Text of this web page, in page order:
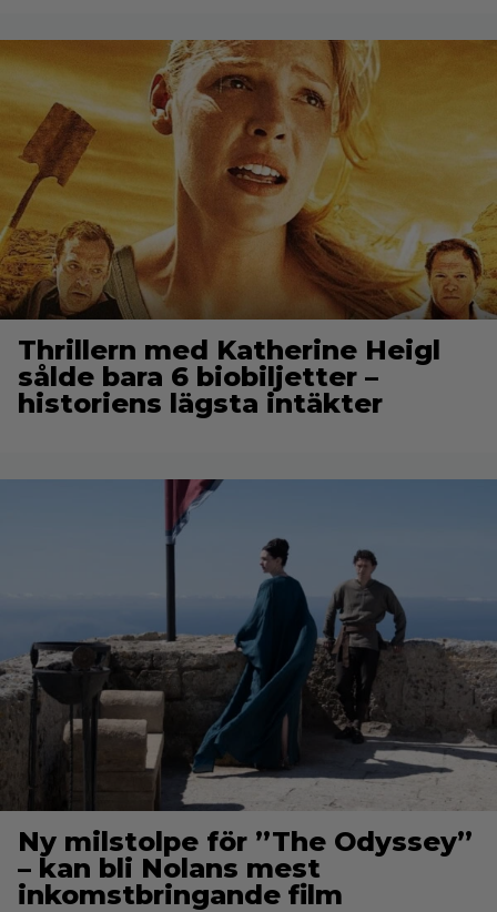
Thrillern med Katherine Heigl
sålde bara 6 biobiljetter –
historiens lägsta intäkter
Ny milstolpe för ”The Odyssey”
– kan bli Nolans mest
inkomstbringande film